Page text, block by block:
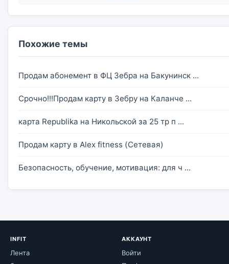
Похожие темы
Продам абонемент в ФЦ Зебра на Бакунинск ...
Срочно!!!Продам карту в Зебру на Каланче ...
карта Republika на Никольской за 25 тр п ...
Продам карту в Alex fitness (Сетевая)
Безопасность, обучение, мотивация: для ч ...
INFIT
Лента
АККАУНТ
Войти